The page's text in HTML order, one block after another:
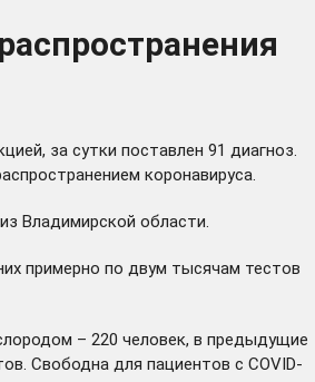
за сутки поставлен 91 диагноз.
коронавируса.
Владимирской области.
примерно по двум тысячам тестов
– 220 человек, в предыдущие
Свободна для пациентов с COVID-